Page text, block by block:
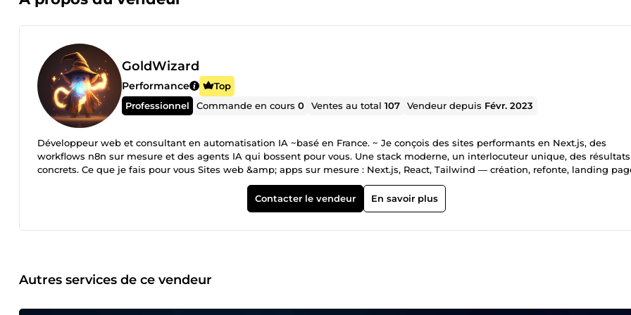
GoldWizard
Performance
Top
Professionnel
Commande en cours0 Ventes au total107 Vendeur depuis Févr. 2023
Développeur web et consultant en automatisation IA ~basé en France. ~ Je conçois des sites performants en Next.js, des
workflows n8n sur mesure et des agents IA qui bossent pour vous. Une stack moderne, un interlocuteur unique, des résultats
concrets. Ce que je fais pour vous Sites web &amp; apps sur mesure : Next.js, React, Tailwind — création, refonte, landing pages,
plateformes SaaS. Code propre, SEO-ready, déployé sur infra solide. Agents IA &amp; chatbots : assistants intelligents intégrés
votre site ou vos outils internes, branchés sur vos données (support client, qualification de leads, FAQ dynamique).
&amp; workflows : scénarios n8n, connecteurs API, scripts Node/Python — tout ce qui peut être automatisé le sera (relances,
blabla. **Proposition claire : **périmètre, livrables, délai — tout est posé avant de coder une ligne. **Exécution + transmission :
Contacter le vendeur En savoir plus
Autres services de ce vendeur